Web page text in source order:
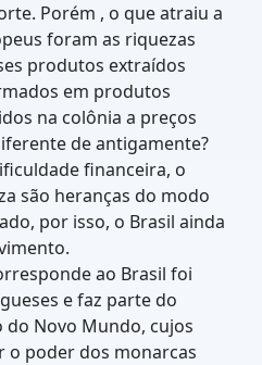
Porém , o que atraiu a
foram as riquezas
produtos extraídos
em produtos
na colônia a preços
de antigamente?
financeira, o
são heranças do modo
por isso, o Brasil ainda
ao Brasil foi
e faz parte do
Novo Mundo, cujos
o poder dos monarcas